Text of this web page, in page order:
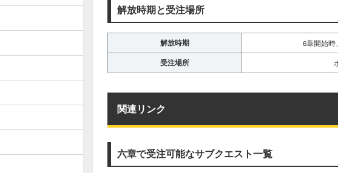
解放時期と受注場所
解放時期 6章開始時
受注場所
関連リンク
六章で受注可能なサブクエスト一覧